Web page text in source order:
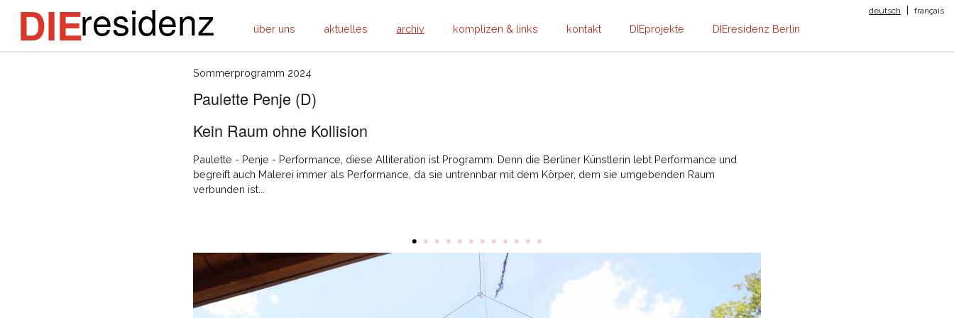
DIEresidenz über uns aktuelles archiv komplizen & links kontakt DIEprojekte DIEresidenz Berlin
deutsch | français
Sommerprogramm 2024
Paulette Penje (D)
Kein Raum ohne Kollision
Paulette - Penje - Performance, diese Alliteration ist Programm. Denn die Berliner Künstlerin lebt Performance und
begreift auch Malerei immer als Performance, da sie untrennbar mit dem Körper, dem sie umgebenden Raum
verbunden ist...
• • • • • • • • • • • •